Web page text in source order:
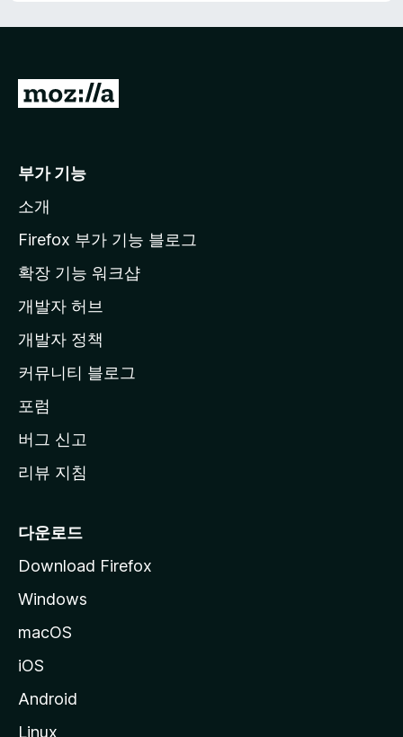
M
l
a
페
이
지
이
동
부가 기능
소개
Firefox 부가 기능 블로그
확장 기능 워크샵
개발자 허브
개발자 정책
커뮤니티 블로그
포럼
버그 신고
리뷰 지침
다운로드
Download Firefox
Windows
macOS
iOS
Android
Linux